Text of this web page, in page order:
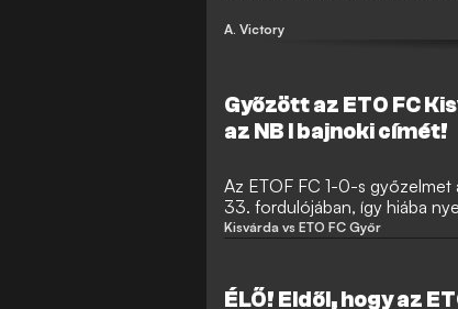
A. Victory
Győzött az ETO FC
az NB I bajnoki címét!
Az ETOF FC 1-0-s győzelmet
33. fordulójában, így hiába
ellen, a győriek történetük
Kisvárda vs ETO FC Győr
ÉLŐ! Eldől, hogy az